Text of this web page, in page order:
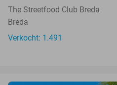
The Streetfood Club Breda
Breda
Verkocht: 1.491